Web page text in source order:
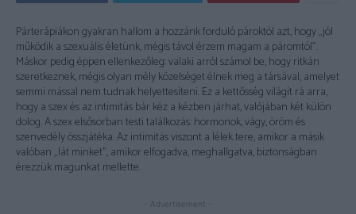
Párterápiákon gyakran hallom a hozzánk forduló pároktól azt, hogy „jól
működik a szexuális életünk, mégis távol érzem magam a páromtól”.
Máskor pedig éppen ellenkezőleg: valaki arról számol be, hogy ritkán
szeretkeznek, mégis olyan mély közelséget élnek meg a társával, amelyet
semmi mással nem tudnak helyettesíteni. Ez a kettősség világít rá arra,
hogy a szex és az intimitás bár kéz a kézben járhat, valójában két külön
dolog. A szex elsősorban testi találkozás: hormonok, vágy, öröm és
szenvedély összjátéka. Az intimitás viszont a lélek tere, amikor a másik
valóban „lát minket”, amikor elfogadva, meghallgatva, biztonságban
érezzük magunkat mellette.
- Advertisement -